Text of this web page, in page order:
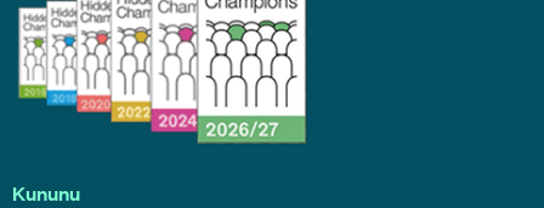
Kununu